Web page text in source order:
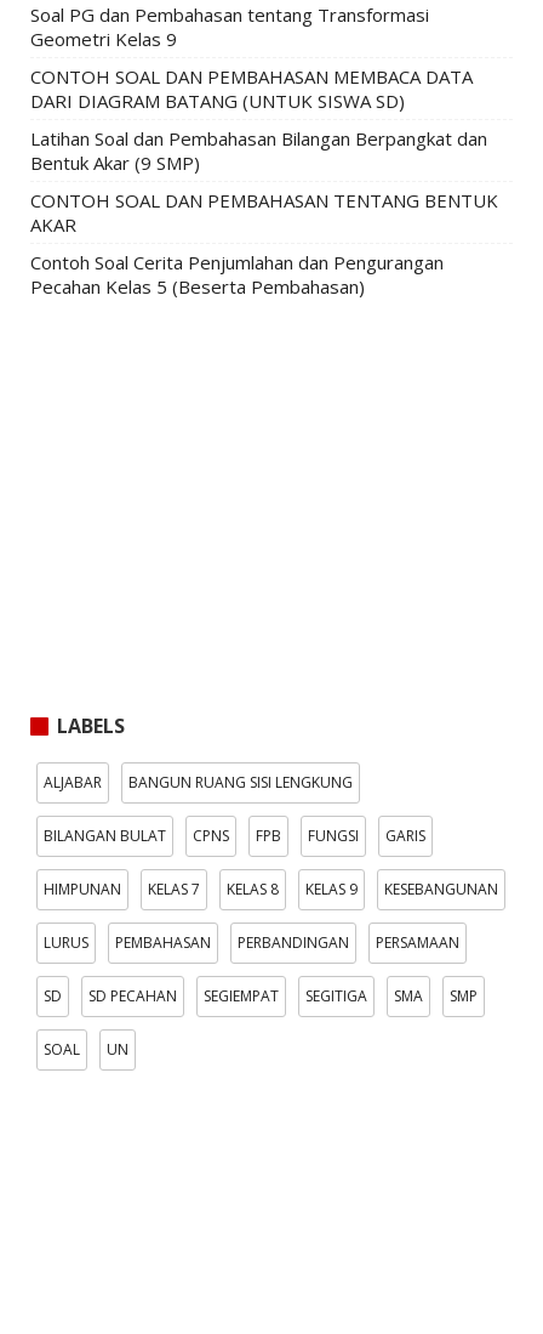
Soal PG dan Pembahasan tentang Transformasi
Geometri Kelas 9
CONTOH SOAL DAN PEMBAHASAN MEMBACA DATA
DARI DIAGRAM BATANG (UNTUK SISWA SD)
Latihan Soal dan Pembahasan Bilangan Berpangkat dan
Bentuk Akar (9 SMP)
CONTOH SOAL DAN PEMBAHASAN TENTANG BENTUK
AKAR
Contoh Soal Cerita Penjumlahan dan Pengurangan
Pecahan Kelas 5 (Beserta Pembahasan)
LABELS
ALJABAR BANGUN RUANG SISI LENGKUNG
BILANGAN BULAT CPNS FPB FUNGSI GARIS
HIMPUNAN KELAS 7 KELAS 8 KELAS 9 KESEBANGUNAN
LURUS PEMBAHASAN PERBANDINGAN PERSAMAAN
SD SD PECAHAN SEGIEMPAT SEGITIGA SMA SMP
SOAL UN